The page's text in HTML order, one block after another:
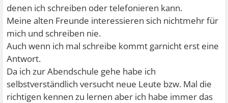
denen ich schreiben oder telefonieren kann.
Meine alten Freunde interessieren sich nichtmehr für
mich und schreiben nie.
Auch wenn ich mal schreibe kommt garnicht erst eine
Antwort.
Da ich zur Abendschule gehe habe ich
selbstverständlich versucht neue Leute bzw. Mal die
richtigen kennen zu lernen aber ich habe immer das